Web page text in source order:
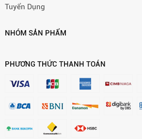
Tuyển Dụng
NHÓM SẢN PHẨM
PHƯƠNG THỨC THANH TOÁN